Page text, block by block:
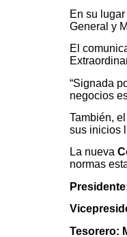
En su
General y
El
“Signada
negocios
También,
sus inicios
La nueva
normas
Tesorero: